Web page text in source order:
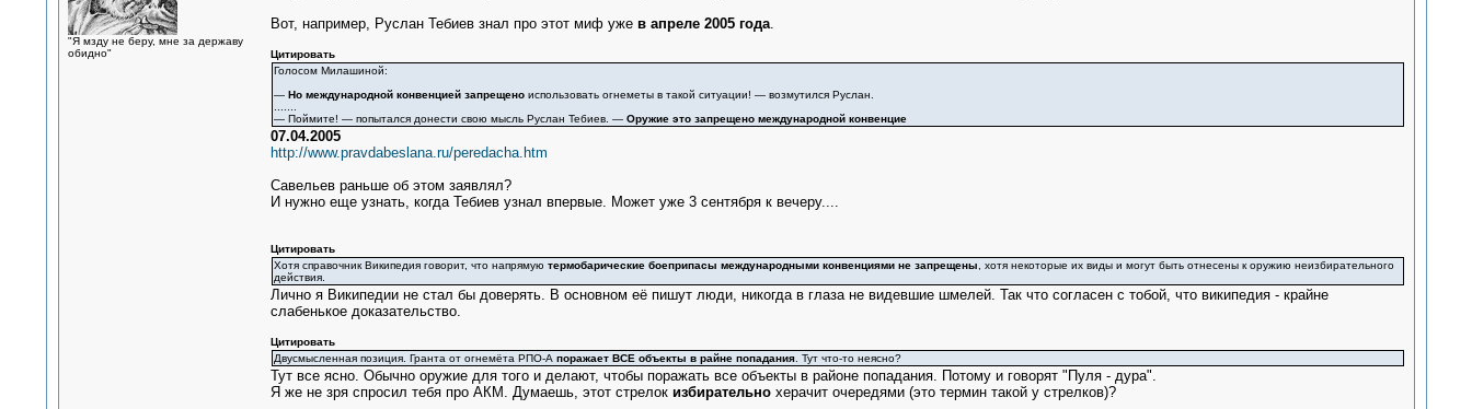
"Я мзду не беру, мне за державу
обидно"
Вот, например, Руслан Тебиев знал про этот миф ужев апреле 2005 года.
Цитировать
Голосом Милашиной:
— Но международной конвенцией запрещеноиспользовать огнеметы в такой ситуации! — возмутился Руслан.
— Поймите! — попытался донести свою мысль Руслан Тебиев. — Оружие это запрещено международной конвенцие
07.04.2005
http://www.pravdabeslana.ru/peredacha.htm
Савельев раньше об этом заявлял?
И нужно еще узнать, когда Тебиев узнал впервые. Может уже 3 сентября к вечеру....
Цитировать
Хотя справочник Википедия говорит, что напрямую термобарические боеприпасы международными конвенциями не запрещены , хотя некоторые их виды и могут быть отнесены к оружию неизбирательного
действия.
Лично я Википедии не стал бы доверять. В основном её пишут люди, никогда в глаза не видевшие шмелей. Так что согласен с тобой, что википедия - крайне
слабенькое доказательство.
Цитировать
Двусмысленная позиция. Гранта от огнемёта РПО-А поражает ВСЕ объекты в райне попадания. Тут что-то неясно?
Тут все ясно. Обычно оружие для того и делают, чтобы поражать все объекты в районе попадания. Потому и говорят "Пуля - дура".
Я же не зря спросил тебя про АКМ. Думаешь, этот стрелок избирательнохерачит очередями (это термин такой у стрелков)?